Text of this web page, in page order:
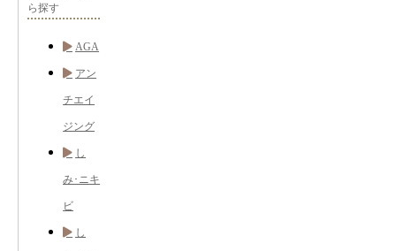
ら探す
AGA
アン
チエイ
ジング
し
み･ニキ
ビ
し